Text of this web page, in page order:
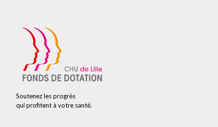
Soutenez les progrès
qui profitent à votre santé.